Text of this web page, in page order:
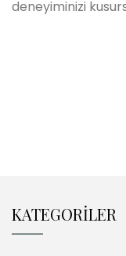
deneyiminizi
KATEGORİLER